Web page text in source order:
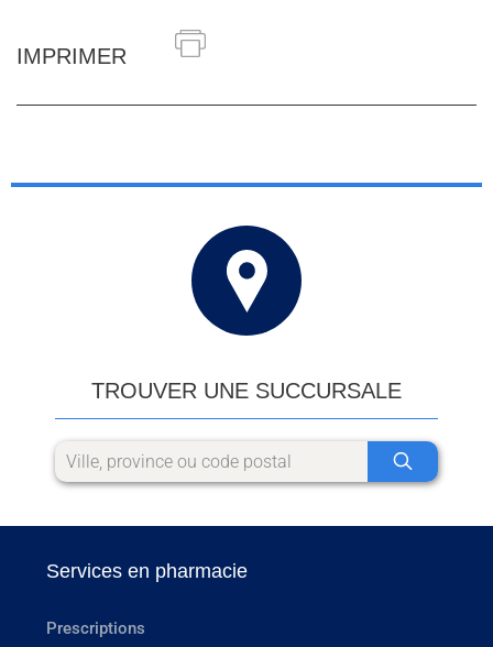
IMPRIMER
TROUVER UNE SUCCURSALE
Services en pharmacie
Prescriptions